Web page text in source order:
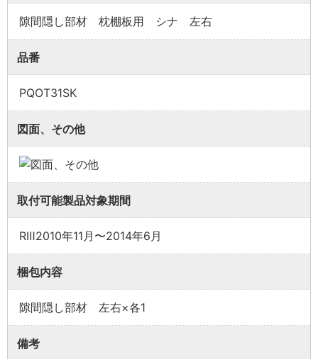
隙間隠し部材 枕棚板用 シナ 左右
品番
PQOT31SK
図面、その他
取付可能製品対象期間
RⅢ2010年11月〜2014年6月
梱包内容
隙間隠し部材 左右×各1
備考
業者様向け商品とは
取付方法説明書や埋木などの同梱品が付属してい
ない商品です。
同梱品が必要な場合は、「※業者様向け」と記載の
ない商品をご購入ください。